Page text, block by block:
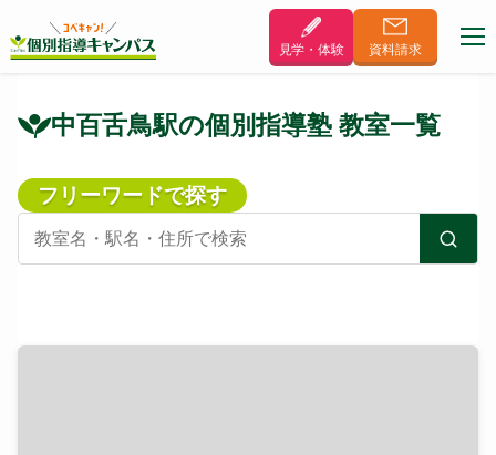
見学・体験 資料請求
中百舌鳥駅の個別指導塾 教室一覧
フリーワードで探す